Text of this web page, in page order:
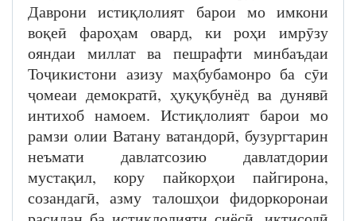
Даврони истиқлолият барои мо имкони
воқеӣ фароҳам овард, ки роҳи имрӯзу
ояндаи миллат ва пешрафти минбаъдаи
Тоҷикистони азизу маҳбубамонро ба сӯи
ҷомеаи демократӣ, ҳуқуқбунёд ва дунявӣ
интихоб намоем. Истиқлолият барои мо
рамзи олии Ватану ватандорӣ, бузургтарин
неъмати давлатсозию давлатдории
мустақил, кору пайкорҳои пайгирона,
созандагӣ, азму талошҳои фидоркоронаи